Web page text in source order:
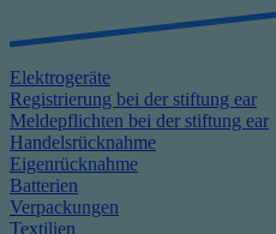
Elektrogeräte
Registrierung bei der stiftung ear
Meldepflichten bei der stiftung ear
Handelsrücknahme
Eigenrücknahme
Batterien
Verpackungen
Textilien